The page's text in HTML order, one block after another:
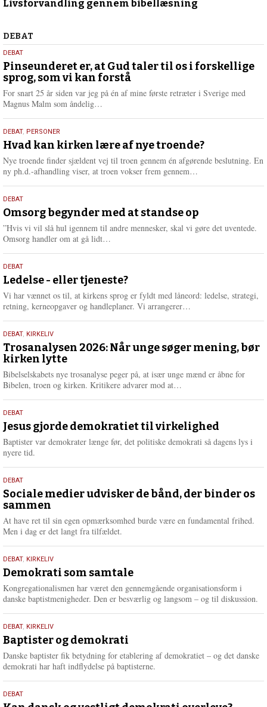
juli
Livsforvandling gennem bibellæsning
Debat
DEBAT
5.
august
2026
DEBAT
Pinseunderet er, at Gud taler til os i forskellige
sprog, som vi kan forstå
For snart 25 år siden var jeg på én af mine første retræter i Sverige med
Magnus Malm som åndelig…
e
e
25.
juli
2026
DEBAT, PERSONER
Hvad kan kirken lære af nye troende?
Nye troende finder sjældent vej til troen gennem én afgørende beslutning. En
ny ph.d.-afhandling viser, at troen vokser frem gennem…
e
e
9.
juli
2026
DEBAT
Omsorg begynder med at standse op
”Hvis vi vil slå hul igennem til andre mennesker, skal vi gøre det uventede.
Omsorg handler om at gå lidt…
e
e
10.
juni
2026
DEBAT
Ledelse - eller tjeneste?
Vi har vænnet os til, at kirkens sprog er fyldt med låneord: ledelse, strategi,
retning, kerneopgaver og handleplaner. Vi arrangerer…
e
2.
juni
2026
DEBAT, KIRKELIV
Trosanalysen 2026: Når unge søger mening, bør
kirken lytte
Bibelselskabets nye trosanalyse peger på, at især unge mænd er åbne for
Bibelen, troen og kirken. Kritikere advarer mod at…
e
e
18.
maj
2026
DEBAT
Jesus gjorde demokratiet til virkelighed
Baptister var demokrater længe før, det politiske demokrati så dagens lys i
nyere tid.
18.
maj
2026
DEBAT
Sociale medier udvisker de bånd, der binder os
sammen
At have ret til sin egen opmærksomhed burde være en fundamental frihed.
Men i dag er det langt fra tilfældet.
18.
maj
2026
DEBAT, KIRKELIV
Demokrati som samtale
Kongregationalismen har været den gennemgående organisationsform i
danske baptistmenigheder. Den er besværlig og langsom – og til diskussion.
18.
maj
2026
DEBAT, KIRKELIV
Baptister og demokrati
Danske baptister fik betydning for etablering af demokratiet – og det danske
demokrati har haft indflydelse på baptisterne.
18.
DEBAT